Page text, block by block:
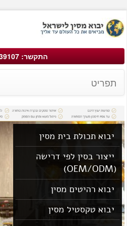
התקשר: 03-7639107
תפריט
יבוא תכולת בית מסין
ייצור בסין לפי דרישה
יבוא רהיטים מסין
יבוא טקסטיל מסין